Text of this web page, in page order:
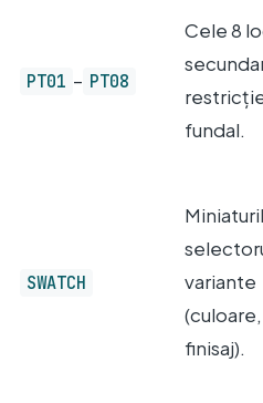
PT01 – PT08
Cele 8
fundal.
SWATCH
variante
finisaj).